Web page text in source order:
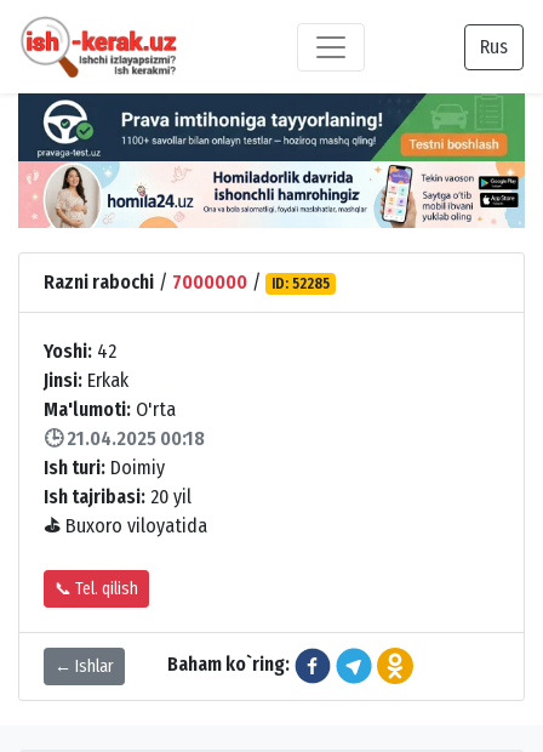
Rus
Razni rabochi / 7000000 / ID: 52285
Yoshi: 42
Jinsi: Erkak
Ma'lumoti: O'rta
🕒 21.04.2025 00:18
Ish turi: Doimiy
Ish tajribasi: 20 yil
⛳ Buxoro viloyatida
📞 Tel. qilish
← Ishlar Baham ko`ring: